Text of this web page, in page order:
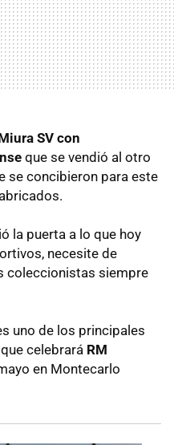
SV con
que se vendió al otro
se concibieron para este
la puerta a lo que hoy
necesite de
coleccionistas siempre
uno de los principales
celebrará RM
en Montecarlo